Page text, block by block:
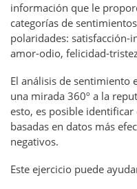
información que le
categorías de
polaridades: satisfacción-
amor-odio, felicidad-
El análisis de sentimiento
una mirada 360º a la
esto, es posible
basadas en datos más
negativos.
Este ejercicio puede